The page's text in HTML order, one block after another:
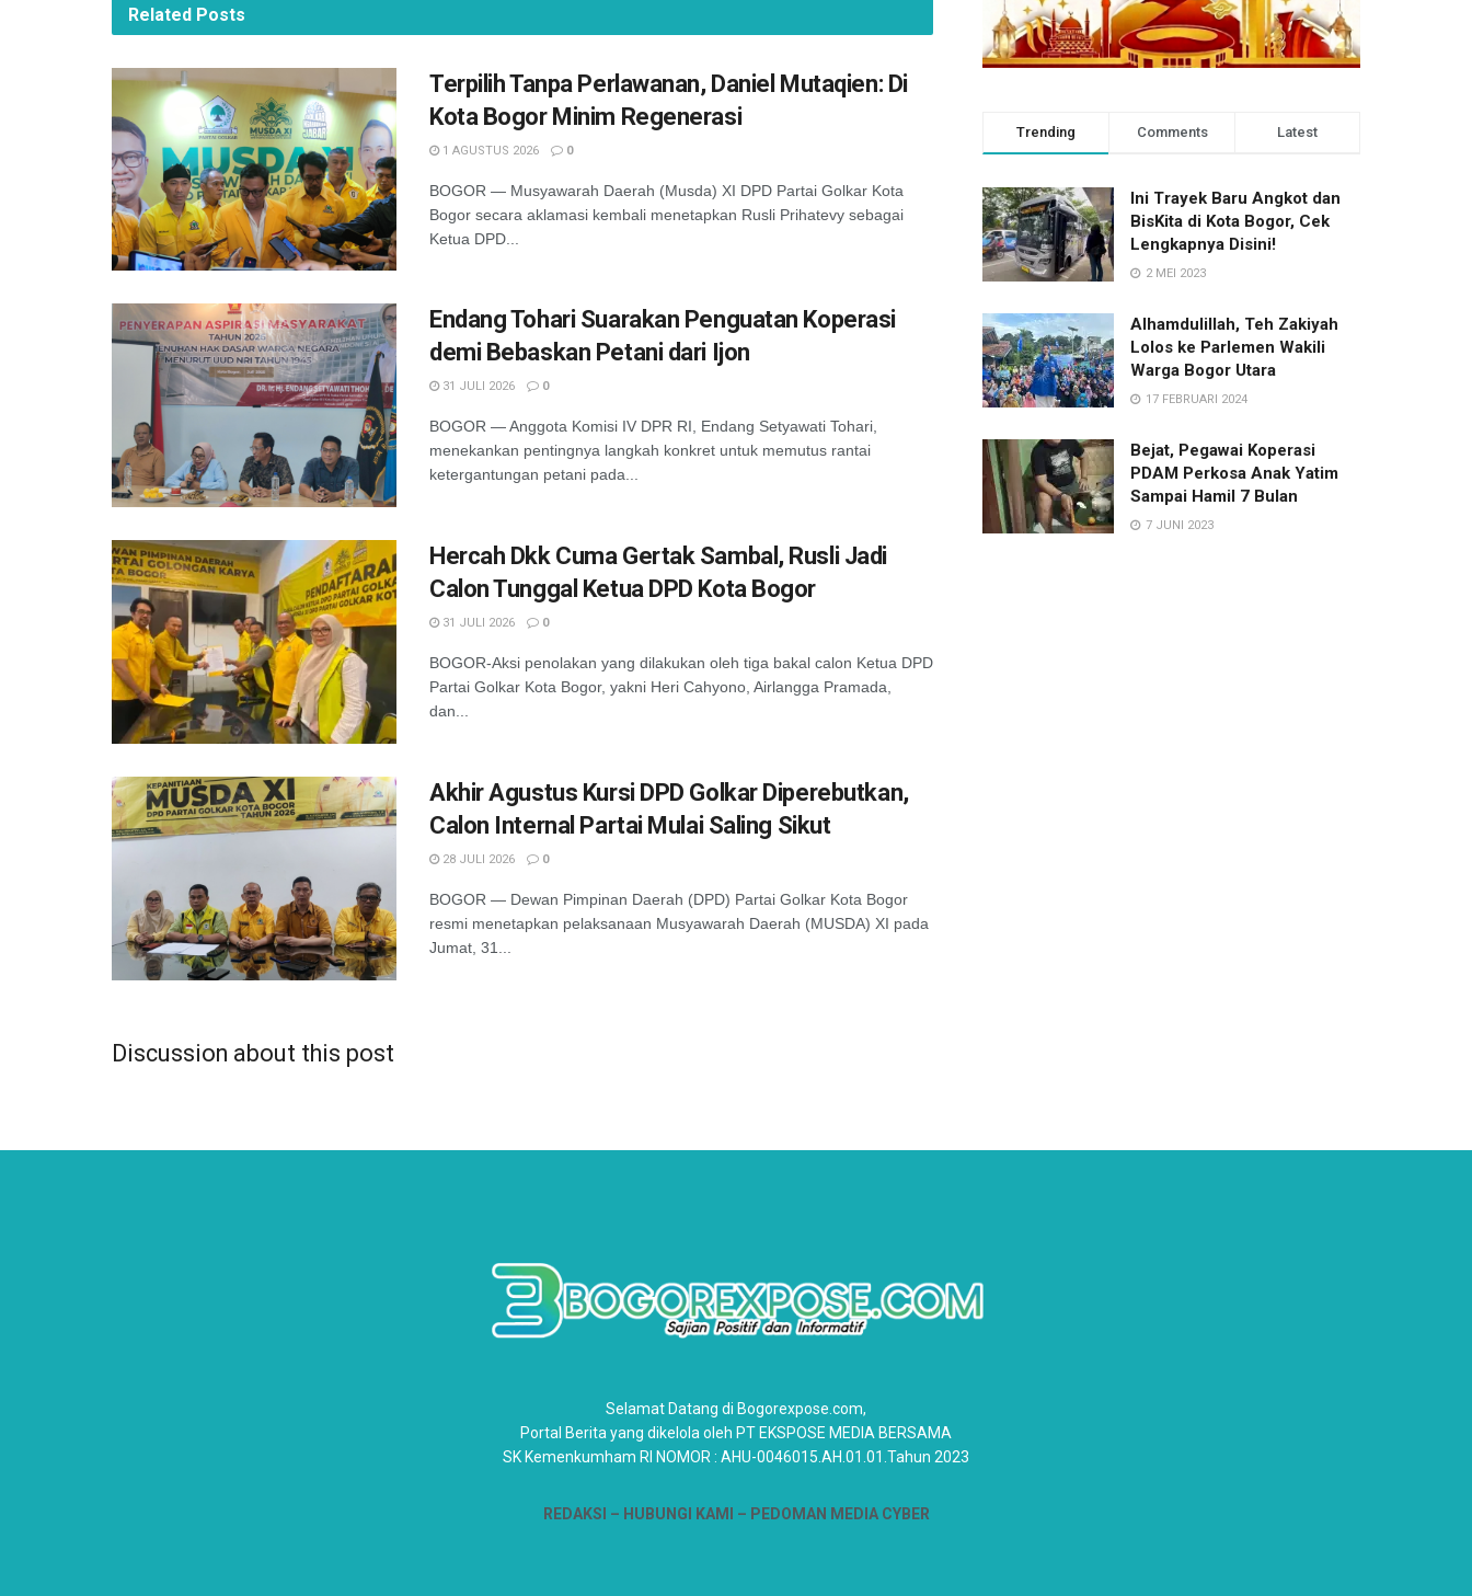
Related Posts
Terpilih Tanpa Perlawanan, Daniel Mutaqien: Di
Kota Bogor Minim Regenerasi
1 AGUSTUS 2026 0
BOGOR — Musyawarah Daerah (Musda) XI DPD Partai Golkar Kota
Bogor secara aklamasi kembali menetapkan Rusli Prihatevy sebagai
Ketua DPD...
Endang Tohari Suarakan Penguatan Koperasi
demi Bebaskan Petani dari Ijon
31 JULI 2026 0
BOGOR — Anggota Komisi IV DPR RI, Endang Setyawati Tohari,
menekankan pentingnya langkah konkret untuk memutus rantai
ketergantungan petani pada...
Hercah Dkk Cuma Gertak Sambal, Rusli Jadi
Calon Tunggal Ketua DPD Kota Bogor
31 JULI 2026 0
BOGOR-Aksi penolakan yang dilakukan oleh tiga bakal calon Ketua DPD
Partai Golkar Kota Bogor, yakni Heri Cahyono, Airlangga Pramada,
dan...
Akhir Agustus Kursi DPD Golkar Diperebutkan,
Calon Internal Partai Mulai Saling Sikut
28 JULI 2026 0
BOGOR — Dewan Pimpinan Daerah (DPD) Partai Golkar Kota Bogor
resmi menetapkan pelaksanaan Musyawarah Daerah (MUSDA) XI pada
Jumat, 31...
Discussion about this post
Trending Comments Latest
Ini Trayek Baru Angkot dan
BisKita di Kota Bogor, Cek
Lengkapnya Disini!
2 MEI 2023
Alhamdulillah, Teh Zakiyah
Lolos ke Parlemen Wakili
Warga Bogor Utara
17 FEBRUARI 2024
Bejat, Pegawai Koperasi
PDAM Perkosa Anak Yatim
Sampai Hamil 7 Bulan
7 JUNI 2023
Selamat Datang di Bogorexpose.com,
Portal Berita yang dikelola oleh PT EKSPOSE MEDIA BERSAMA
SK Kemenkumham RI NOMOR : AHU-0046015.AH.01.01.Tahun 2023
REDAKSI – HUBUNGI KAMI – PEDOMAN MEDIA CYBER